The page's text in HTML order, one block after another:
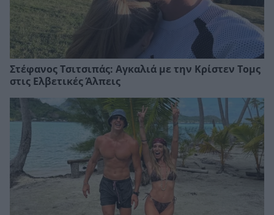
Στέφανος Τσιτσιπάς: Αγκαλιά με την Κρίστεν Τομς
στις Ελβετικές Άλπεις